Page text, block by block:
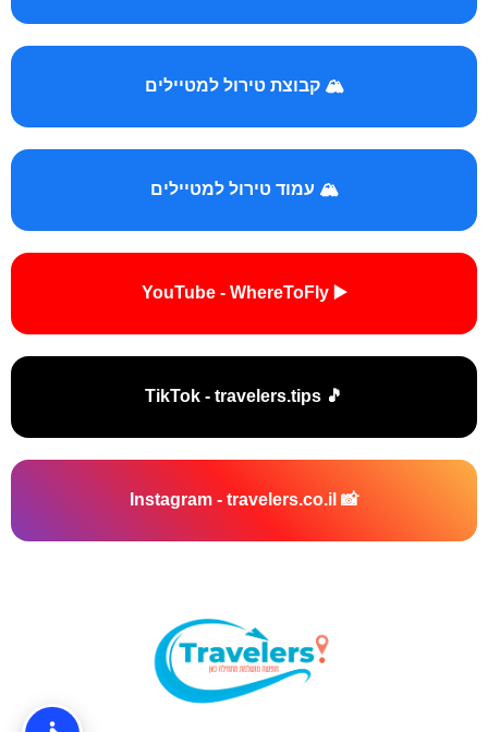
🏔️ קבוצת טירול למטיילים
🏔️ עמוד טירול למטיילים
▶️ YouTube - WhereToFly
🎵 TikTok - travelers.tips
📸 Instagram - travelers.co.il